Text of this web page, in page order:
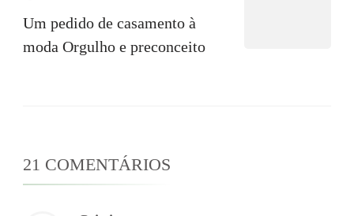
Um pedido de casamento à
moda Orgulho e preconceito
21 COMENTÁRIOS